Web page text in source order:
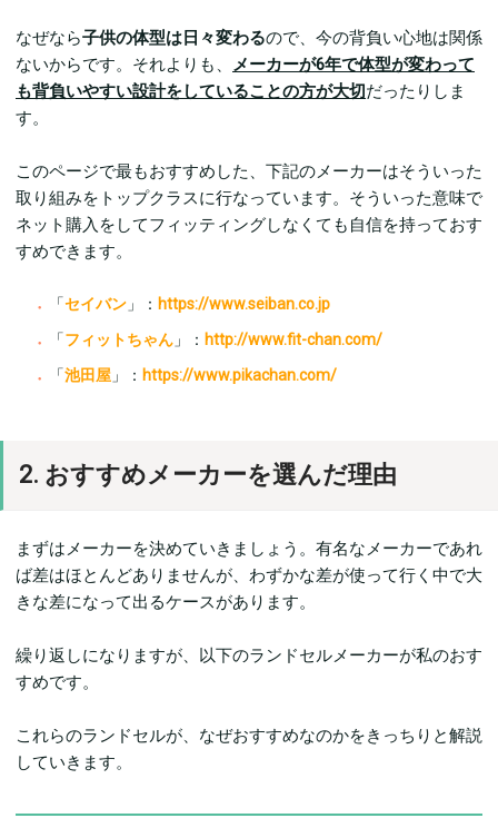
なぜなら子供の体型は日々変わるので、今の背負い心地は関係
ないからです。それよりも、 メーカーが6年で体型が変わって
も背負いやすい設計をしていることの方が大切だったりしま
す。
このページで最もおすすめした、下記のメーカーはそういった
取り組みをトップクラスに行なっています。そういった意味で
ネット購入をしてフィッティングしなくても自信を持っておす
すめできます。
「セイバン 」： https://www.seiban.co.jp
「フィットちゃん 」： http://www.fit-chan.com/
「池田屋 」： https://www.pikachan.com/
2. おすすめメーカーを選んだ理由
まずはメーカーを決めていきましょう。有名なメーカーであれ
ば差はほとんどありませんが、わずかな差が使って行く中で大
きな差になって出るケースがあります。
繰り返しになりますが、以下のランドセルメーカーが私のおす
すめです。
これらのランドセルが、なぜおすすめなのかをきっちりと解説
していきます。